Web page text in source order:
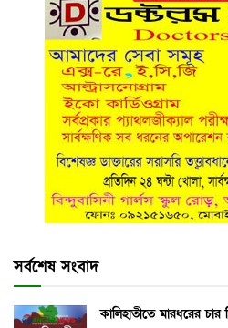
সর্বশেষ সংবাদ
কালিহাতীতে মারধরের